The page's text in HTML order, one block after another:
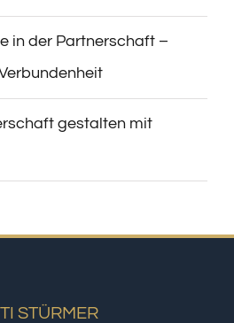
in der Partnerschaft –
gestalten mit
STÜRMER